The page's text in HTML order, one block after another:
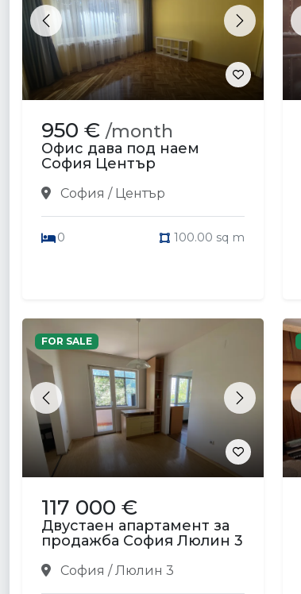
Previous Next
950 € /month
Офис дава под наем
София Център
София / Център
0 100.00 sq m
Previous Next
FOR SALE
117 000 €
Двустаен апартамент за
продажба София Люлин 3
София / Люлин 3